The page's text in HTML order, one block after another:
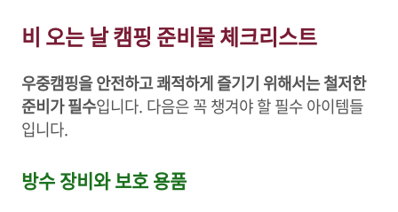
비 오는 날 캠핑 준비물 체크리스트
우중캠핑을 안전하고 쾌적하게 즐기기 위해서는 철저한
준비가 필수입니다. 다음은 꼭 챙겨야 할 필수 아이템들
입니다.
방수 장비와 보호 용품